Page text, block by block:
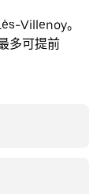
Villenoy。
多可提前